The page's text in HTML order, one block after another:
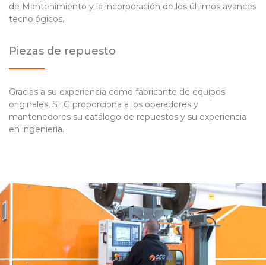
de Mantenimiento y la incorporación de los últimos avances
tecnológicos.
Piezas de repuesto
Gracias a su experiencia como fabricante de equipos
originales, SEG proporciona a los operadores y
mantenedores su catálogo de repuestos y su experiencia
en ingeniería.